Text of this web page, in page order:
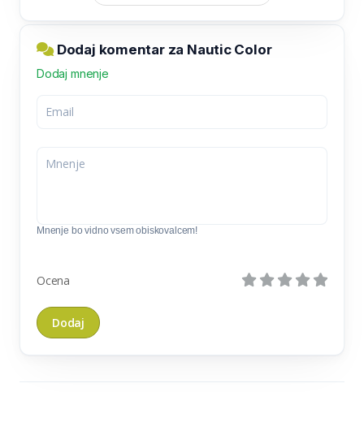
Dodaj komentar za Nautic Color
Dodaj mnenje
Mnenje bo vidno vsem obiskovalcem!
Ocena